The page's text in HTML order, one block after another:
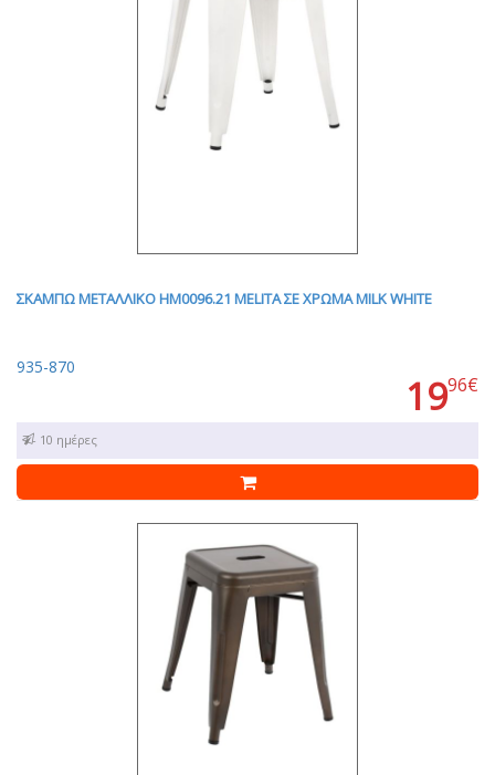
ΣΚΑΜΠΩ ΜΕΤΑΛΛΙΚΟ HM0096.21 MELITA ΣΕ ΧΡΩΜΑ MILK WHITE
935-870
1996€
7 - 10 ημέρες